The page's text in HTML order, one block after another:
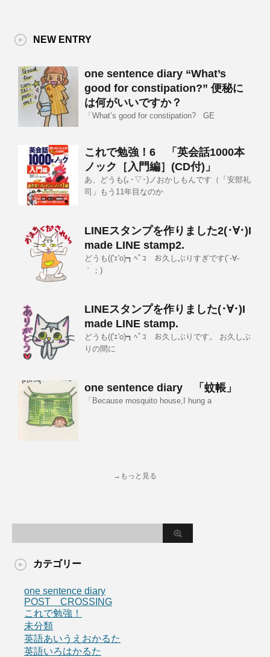
NEW ENTRY
one sentence diary “What’s
good for constipation?” 便秘に
は何がいいですか？
「What’s good for constipation? GE
これで勉強！6 「英会話1000本
ノック［入門編］(CD付)」
あ、どうも(｡･▽･)ノおかしもんです（「安部礼
司」もう11年目なのか
LINEスタンプを作りました2(･∀･)I
made LINE stamp2.
どうも(('ｪ'o)┓ﾍﾟｺ お久しぶりすぎです(´-∀-
｀；)
LINEスタンプを作りました(･∀･)I
made LINE stamp.
どうも(('ｪ'o)┓ﾍﾟｺ お久しぶりです。 お久しぶ
りの間に
one sentence diary 「蚊帳」
「Because mosquito house,I hung a
→もっと見る
カテゴリー
one sentence diary
POST CROSSING
これで勉強！
未分類
英語あいうえおかるた
英語いろはかるた